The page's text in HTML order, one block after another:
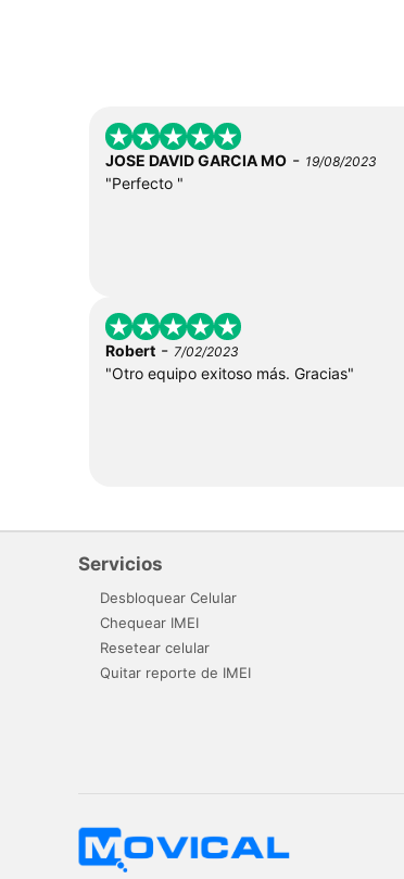
JOSE DAVID GARCIA MO - 19/08/2023
"Perfecto "
Robert - 7/02/2023
"Otro equipo exitoso más. Gracias"
Servicios
Desbloquear Celular
Chequear IMEI
Resetear celular
Quitar reporte de IMEI